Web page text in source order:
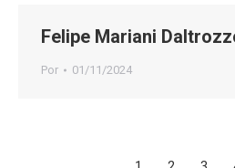
Felipe Mariani
Por 01/11/2024